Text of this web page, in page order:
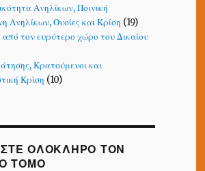
Ανηλίκων, Ποινική
Ανηλίκων, Ουσίες και Κρίση (19)
τον ευρύτερο χώρο του Δικαίου
Κρατούμενοι και
Κρίση (10)
ΟΛΟΚΛΗΡΟ ΤΟΝ
ΤΟΜΟ